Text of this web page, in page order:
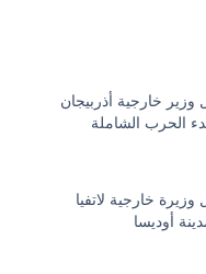
وزير خارجية أذربيجان
الحرب الشاملة
خارجية لاتفيا
أوديسا